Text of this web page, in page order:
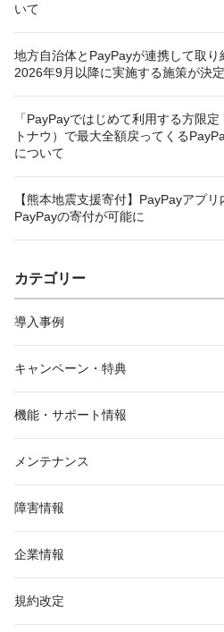
いて
地方自治体とPayPayが連携して取り
2026年9月以降に実施する施策が決定
「PayPayではじめて利用する方限
トナウ）で最大全額戻ってくる
について
【熊本地震支援寄付】PayPayアプリ
PayPayの寄付が可能に
カテゴリー
導入事例
キャンペーン・特典
機能・サポート情報
メンテナンス
障害情報
企業情報
規約改定